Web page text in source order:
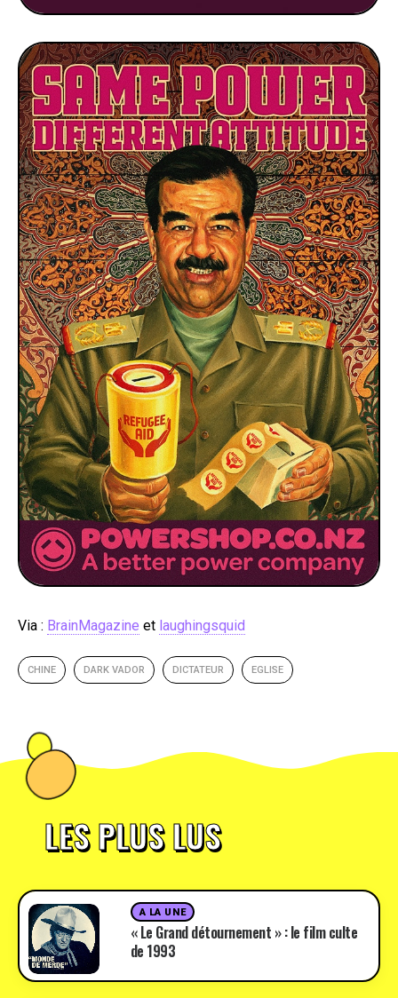
Via : BrainMagazine et laughingsquid
CHINE DARK VADOR DICTATEUR EGLISE
LES PLUS LUS
A LA UNE
« Le Grand détournement » : le film culte
de 1993